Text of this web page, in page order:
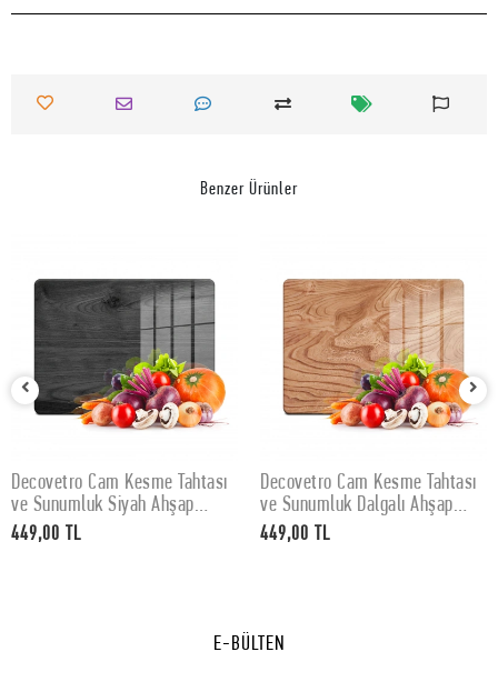
Benzer Ürünler
SEPETE EKLE
Decovetro Cam Kesme Tahtası
ve Sunumluk Siyah Ahşap
Desenli 20x30 Cm
449,00 TL
SEPETE EKLE
Decovetro Cam Kesme Tahtası
ve Sunumluk Dalgalı Ahşap
Desenli 20x30 Cm
449,00 TL
E-BÜLTEN